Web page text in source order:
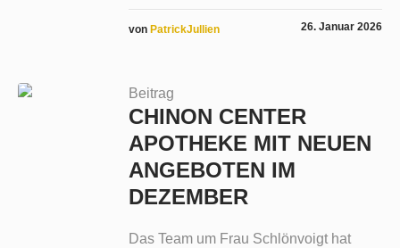
26. Januar 2026
von PatrickJullien
Beitrag
CHINON CENTER
APOTHEKE MIT NEUEN
ANGEBOTEN IM
DEZEMBER
Das Team um Frau Schlönvoigt hat